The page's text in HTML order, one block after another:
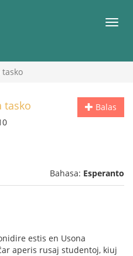
Balas
tasko
Bahasa: Esperanto
estis en Usona
aperis rusaj studentoj, kiuj